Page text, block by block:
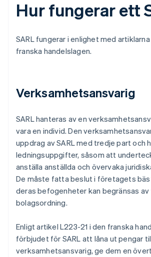
Hur fungerar ett
SARL fungerar i enlighet med artiklarna
franska handelslagen.
Verksamhetsansvarig
SARL hanteras av en
vara en individ. Den
uppdrag av SARL med tredje part och
ledningsuppgifter, såsom att
anställa anställda och övervaka
De måste fatta beslut i företagets
deras befogenheter kan begränsas
bolagsordning.
Enligt artikel L223-21 i den franska
förbjudet för SARL att låna ut pengar
verksamhetsansvarig, ge dem en